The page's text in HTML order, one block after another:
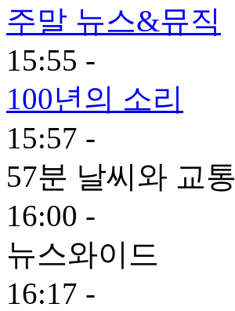
주말 뉴스&뮤직
15:55 -
100년의 소리
15:57 -
57분 날씨와 교통
16:00 -
뉴스와이드
16:17 -